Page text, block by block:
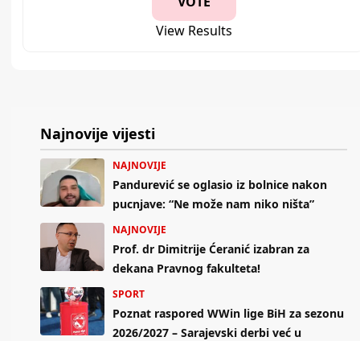
View Results
Najnovije vijesti
NAJNOVIJE
Pandurević se oglasio iz bolnice nakon
pucnjave: “Ne može nam niko ništa”
NAJNOVIJE
Prof. dr Dimitrije Ćeranić izabran za
dekana Pravnog fakulteta!
SPORT
Poznat raspored WWin lige BiH za sezonu
2026/2027 – Sarajevski derbi već u